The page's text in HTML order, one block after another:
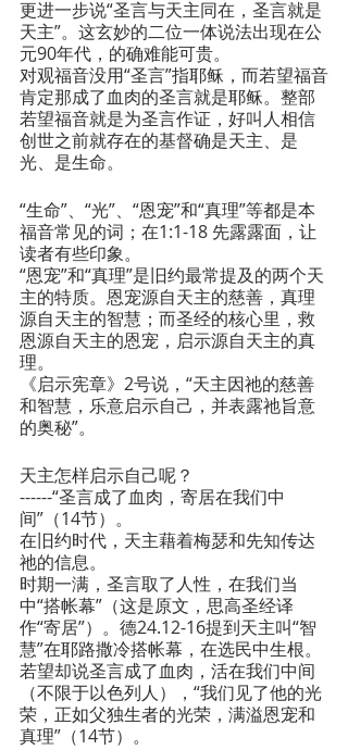
更进一步说“圣言与天主同在，圣言就是
天主”。这玄妙的二位一体说法出现在公
元90年代，的确难能可贵。
对观福音没用“圣言”指耶稣，而若望福音
肯定那成了血肉的圣言就是耶稣。整部
若望福音就是为圣言作证，好叫人相信
创世之前就存在的基督确是天主、是
光、是生命。
“生命”、“光”、“恩宠”和“真理”等都是本
福音常见的词；在1:1-18 先露露面，让
读者有些印象。
“恩宠”和“真理”是旧约最常提及的两个天
主的特质。恩宠源自天主的慈善，真理
源自天主的智慧；而圣经的核心里，救
恩源自天主的恩宠，启示源自天主的真
理。
《启示宪章》2号说，“天主因祂的慈善
和智慧，乐意启示自己，并表露祂旨意
的奥秘”。
天主怎样启示自己呢？
------“圣言成了血肉，寄居在我们中
间”（14节）。
在旧约时代，天主藉着梅瑟和先知传达
祂的信息。
时期一满，圣言取了人性，在我们当
中“搭帐幕”（这是原文，思高圣经译
作“寄居”）。德24.12-16提到天主叫“智
慧”在耶路撒冷搭帐幕，在选民中生根。
若望却说圣言成了血肉，活在我们中间
（不限于以色列人），“我们见了他的光
荣，正如父独生者的光荣，满溢恩宠和
真理”（14节）。